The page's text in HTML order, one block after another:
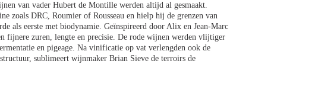
van vader Hubert de Montille werden altijd al gesmaakt.
zoals DRC, Roumier of Rousseau en hielp hij de grenzen van
als eerste met biodynamie. Geïnspireerd door Alix en Jean-Marc
fijnere zuren, lengte en precisie. De rode wijnen werden vlijtiger
en pigeage. Na vinificatie op vat verlengden ook de
sublimeert wijnmaker Brian Sieve de terroirs de